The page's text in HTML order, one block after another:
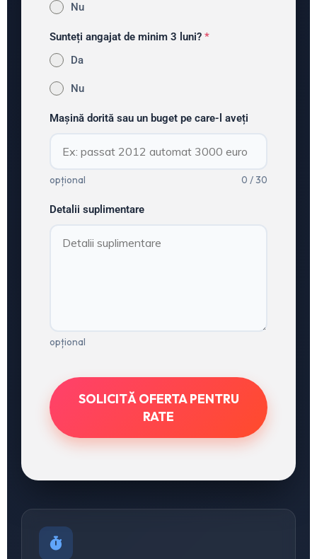
Nu
Sunteți angajat de minim 3 luni? *
Da
Nu
Mașină dorită sau un buget pe care-l aveți
opțional 0 / 30
Detalii suplimentare
opțional
SOLICITĂ OFERTA PENTRU
RATE